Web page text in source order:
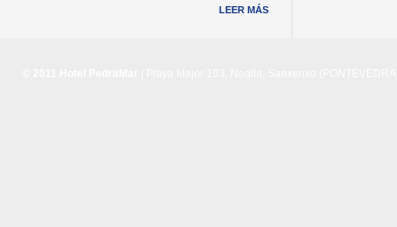
LEER MÁS